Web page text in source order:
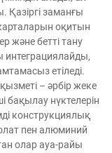
Қазіргі заманғы
оқитын
және бетті тану
интеграциялайды,
етіледі.
– әрбір жеке
бақылау нүктелерін
конструкциялық
пен алюминий
олар ауа-райы